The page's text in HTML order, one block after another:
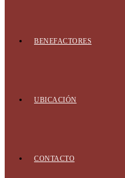
BENEFACTORES
UBICACIÓN
CONTACTO